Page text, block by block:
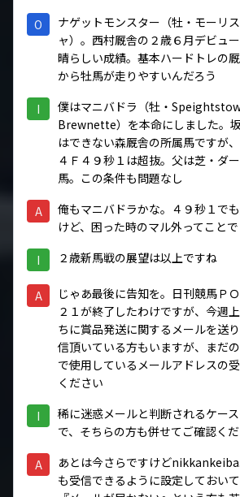
O
ナゲットモンスター（牡・モーリ
ャ）。西村厩舎の２歳６月デビュ
晴らしい成績。基本ハードトレの
から牡馬が走りやすいんだろう
I
僕はマニバドラ（牡・
Brewnette）を本命にしました。
はできない森厩舎の所属馬ですが
４Ｆ４９秒１は超抜。父は芝・ダ
馬。この条件も問題なし
A
俺もマニバドラかな。４９秒１で
けど、困った時のマル外ってことで
I ２歳新馬戦の展望は以上ですね
A
じゃあ最後に告知を。日刊競馬Ｐ
２１が終了したわけですが、今週
ちに賞品発送に関するメールを送
信頂いている方もいますが、まだ
で使用しているメールアドレスの
ください
I
稀に迷惑メールと判断されるケー
で、そちらの方も併せてご確認く
A
あとは今さらですけど
も受信できるように設定しておい